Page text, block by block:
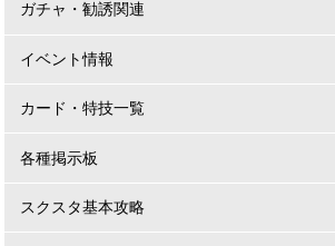
ガチャ・勧誘関連
イベント情報
カード・特技一覧
各種掲示板
スクスタ基本攻略